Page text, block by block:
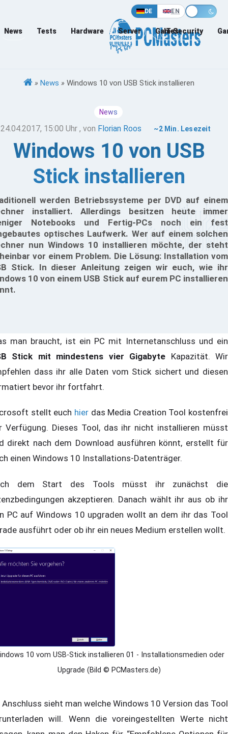
DE EN
News Tests Hardware Server Games
IT-Security
» News » Windows 10 von USB Stick installieren
News
24.04.2017, 15:00 Uhr , von Florian Roos ~2 Min. Lesezeit
Windows 10 von USB
Stick installieren
werden Betriebssysteme per DVD auf einem
installiert. Allerdings besitzen heute immer
Notebooks und Fertig-PCs noch ein fest
optisches Laufwerk. Wer auf einem solchen
nun Windows 10 installieren möchte, der steht
vor einem Problem. Die Lösung: Installation vom
Stick. In dieser Anleitung zeigen wir euch, wie ihr
10 von einem USB Stick auf eurem PC installieren
man braucht, ist ein PC mit Internetanschluss und ein
Stick mit mindestens vier Gigabyte Kapazität. Wir
dass ihr alle Daten vom Stick sichert und diesen
bevor ihr fortfahrt.
stellt euch hierdas Media Creation Tool kostenfrei
Verfügung. Dieses Tool, das ihr nicht installieren müsst
direkt nach dem Download ausführen könnt, erstellt für
einen Windows 10 Installations-Datenträger.
dem Start des Tools müsst ihr zunächst die
akzeptieren. Danach wählt ihr aus ob ihr
PC auf Windows 10 upgraden wollt an dem ihr das Tool
ausführt oder ob ihr ein neues Medium erstellen wollt.
10 vom USB-Stick installieren 01 - Installationsmedien oder
Upgrade (Bild © PCMasters.de)
Anschluss sieht man welche Windows 10 Version das Tool
will. Wenn die voreingestellten Werte nicht